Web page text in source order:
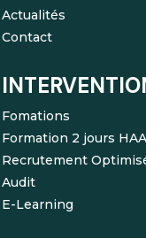
Actualités
Contact
Fomations
Formation 2 jours
Recrutement
Audit
E-Learning